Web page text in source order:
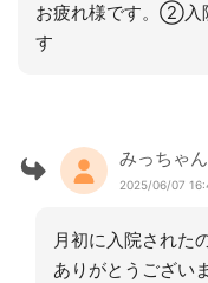
お疲れ様です。②入
す
みっちゃ
2025/06/07
月初に入院された
ありがとうございま